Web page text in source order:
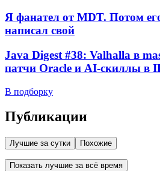
Я фанател от MDT. Потом
написал свой
Java Digest #38: Valhalla в
патчи Oracle и AI-скиллы в
В подборку
Публикации
Лучшие за сутки Похожие
Показать лучшие за всё время